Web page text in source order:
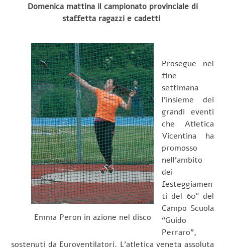
Domenica mattina il campionato provinciale di
staffetta ragazzi e cadetti
Emma Peron in azione nel disco
Prosegue nel
fine
settimana
l’insieme dei
grandi eventi
che Atletica
Vicentina ha
promosso
nell’ambito
dei
festeggiamen
ti del 60° del
Campo Scuola
“Guido
Perraro”,
sostenuti da Euroventilatori. L’atletica veneta assoluta